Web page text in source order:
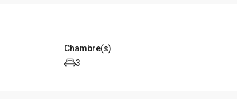
Chambre(s)
3